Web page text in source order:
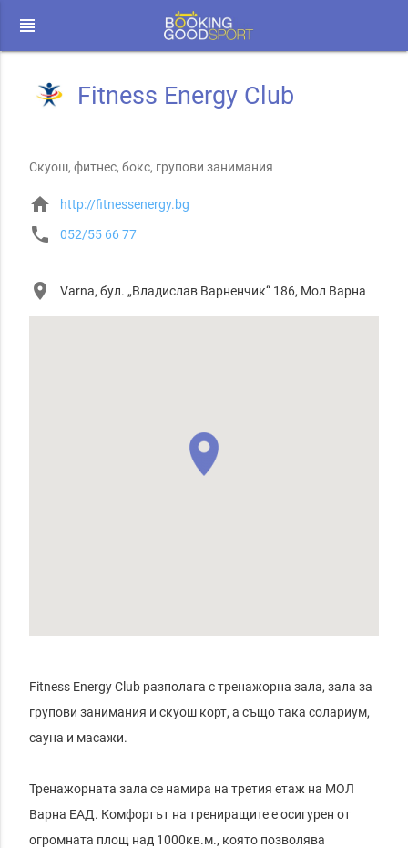
view_headline
Fitness Energy Club
Скуош, фитнес, бокс, групови занимания
home http://fitnessenergy.bg
phone 052/55 66 77
place Varna, бул. „Владислав Варненчик“ 186, Мол Варна
Fitness Energy Club разполага с тренажорна зала, зала за
групови занимания и скуош корт, а също така солариум,
сауна и масажи.
Тренажорната зала се намира на третия етаж на МОЛ
Варна ЕАД. Комфортът на трениращите е осигурен от
огромната площ над 1000кв.м., която позволява